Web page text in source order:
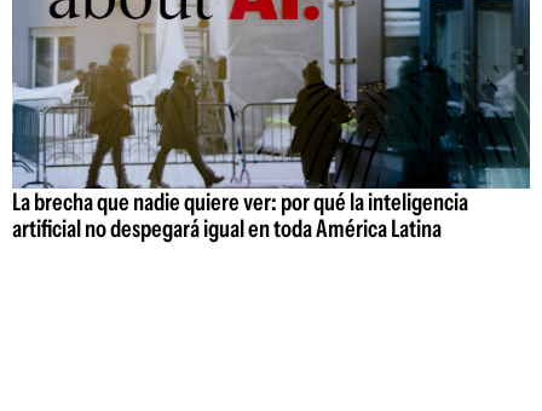
La brecha que nadie quiere ver: por qué la inteligencia
artificial no despegará igual en toda América Latina